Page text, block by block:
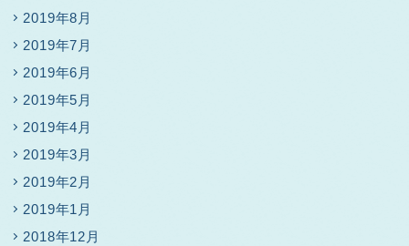
2019年8月
2019年7月
2019年6月
2019年5月
2019年4月
2019年3月
2019年2月
2019年1月
2018年12月